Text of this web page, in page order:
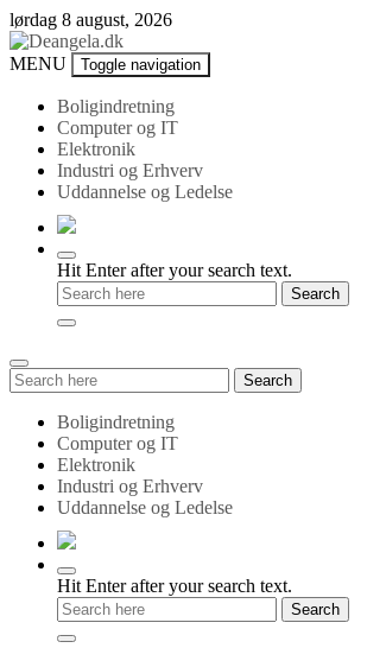
Skip
to
content
lørdag 8 august, 2026
Deangela.dk
MENU Toggle navigation
Boligindretning
Computer og IT
Elektronik
Industri og Erhverv
Uddannelse og Ledelse
Hit Enter after your search text.
Search
for:
Search
Boligindretning
Computer og IT
Elektronik
Industri og Erhverv
Uddannelse og Ledelse
Hit Enter after your search text.